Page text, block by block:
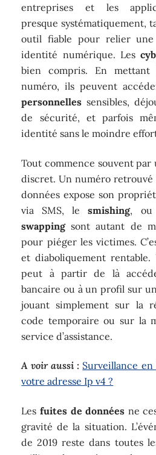
entreprises et les
presque systématiquement,
outil fiable pour relier une
identité numérique. Les
bien compris. En
numéro, ils peuvent
personnelles sensibles,
de sécurité, et parfois
identité sans le moindre
Tout commence souvent
discret. Un numéro retrouvé
données expose son
via SMS, lesmishing, ou
swappingsont autant de
pour piéger les victimes.
et diaboliquement
peut à partir de là
bancaire ou à un profil sur
jouant simplement sur la
code temporaire ou sur la
service d’assistance.
A voir aussi : Surveillance
votre adresse Ip v4 ?
Les fuites de données ne
gravité de la situation.
de 2019 reste dans toutes